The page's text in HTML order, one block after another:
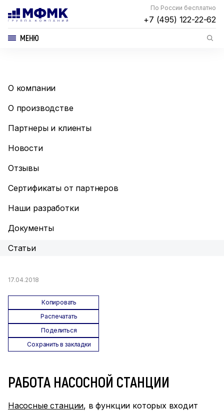
По России бесплатно
+7 (495) 122-22-62
МЕНЮ
О компании
О производстве
Партнеры и клиенты
Новости
Отзывы
Сертификаты от партнеров
Наши разработки
Документы
Статьи
17.04.2018
Копировать
Распечатать
Поделиться
Сохранить в закладки
РАБОТА НАСОСНОЙ СТАНЦИИ
Насосные станции, в функции которых входит